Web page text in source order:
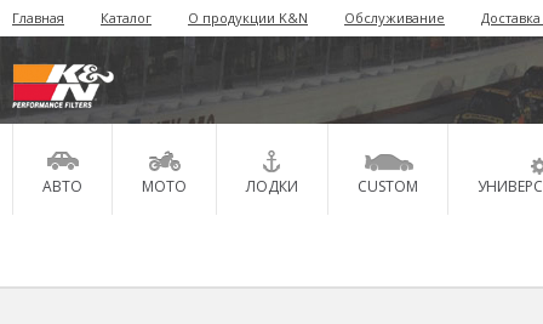
Главная Каталог О продукции K&N Обслуживание
АВТО МОТО ЛОДКИ CUSTOM